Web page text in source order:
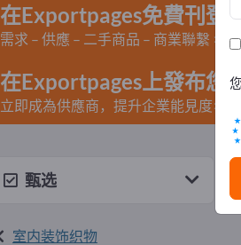
在Exportpages免費刊登
需求 – 供應 – 二手商品 – 商業聯繫 >>
在Exportpages上發布您
立即成為供應商，提升企業能見度>>
甄选
室内装饰织物